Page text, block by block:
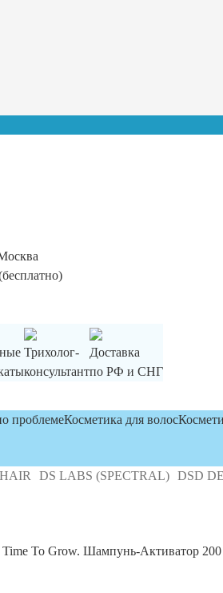
Трихолог-
консультант
Доставка
по РФ и СНГ
проблемеКосметика для волос
DS LABS (SPECTRAL) DSD DE
Time To Grow. Шампунь-Активатор 200